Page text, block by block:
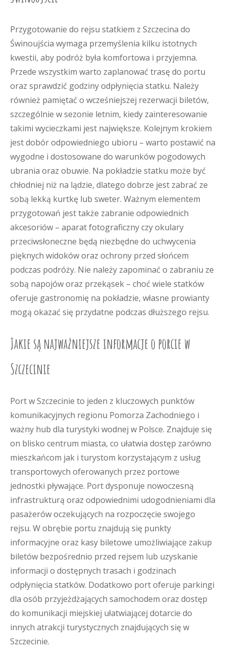
Przygotowanie do rejsu statkiem z Szczecina do
Świnoujścia wymaga przemyślenia kilku istotnych
kwestii, aby podróż była komfortowa i przyjemna.
Przede wszystkim warto zaplanować trasę do portu
oraz sprawdzić godziny odpłynięcia statku. Należy
również pamiętać o wcześniejszej rezerwacji biletów,
szczególnie w sezonie letnim, kiedy zainteresowanie
takimi wycieczkami jest największe. Kolejnym krokiem
jest dobór odpowiedniego ubioru – warto postawić na
wygodne i dostosowane do warunków pogodowych
ubrania oraz obuwie. Na pokładzie statku może być
chłodniej niż na lądzie, dlatego dobrze jest zabrać ze
sobą lekką kurtkę lub sweter. Ważnym elementem
przygotowań jest także zabranie odpowiednich
akcesoriów – aparat fotograficzny czy okulary
przeciwsłoneczne będą niezbędne do uchwycenia
pięknych widoków oraz ochrony przed słońcem
podczas podróży. Nie należy zapominać o zabraniu ze
sobą napojów oraz przekąsek – choć wiele statków
oferuje gastronomię na pokładzie, własne prowianty
mogą okazać się przydatne podczas dłuższego rejsu.
Jakie są najważniejsze informacje o porcie w
Szczecinie
Port w Szczecinie to jeden z kluczowych punktów
komunikacyjnych regionu Pomorza Zachodniego i
ważny hub dla turystyki wodnej w Polsce. Znajduje się
on blisko centrum miasta, co ułatwia dostęp zarówno
mieszkańcom jak i turystom korzystającym z usług
transportowych oferowanych przez portowe
jednostki pływające. Port dysponuje nowoczesną
infrastrukturą oraz odpowiednimi udogodnieniami dla
pasażerów oczekujących na rozpoczęcie swojego
rejsu. W obrębie portu znajdują się punkty
informacyjne oraz kasy biletowe umożliwiające zakup
biletów bezpośrednio przed rejsem lub uzyskanie
informacji o dostępnych trasach i godzinach
odpłynięcia statków. Dodatkowo port oferuje parkingi
dla osób przyjeżdżających samochodem oraz dostęp
do komunikacji miejskiej ułatwiającej dotarcie do
innych atrakcji turystycznych znajdujących się w
Szczecinie.